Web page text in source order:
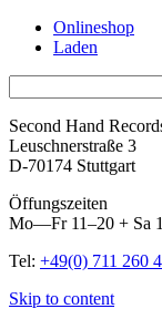
Onlineshop
Laden
Second Hand
Leuschnerstraße 3
D-70174 Stuttgart
Öffungszeiten
Mo—Fr 11–20 + Sa
Tel: +49(0) 711 260
Skip to content